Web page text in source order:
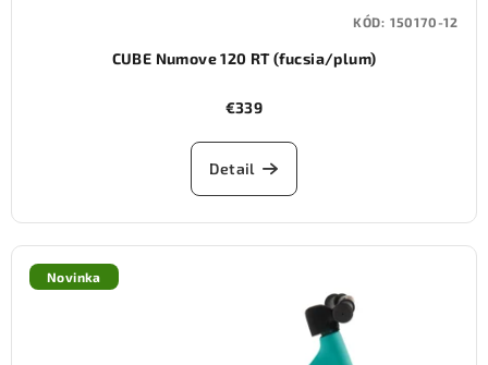
CUBE Numove 120 RT (fucsia/plum)
€339
Detail
KÓD: 150170-12
Novinka